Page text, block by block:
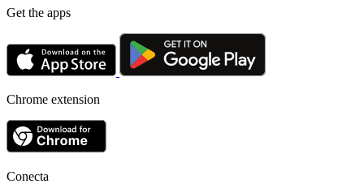
Get the apps
Chrome extension
Conecta